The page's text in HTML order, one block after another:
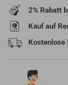
Menge2% Rabatt
Kauf auf
Kostenlose